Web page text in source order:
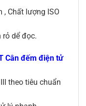
, Chất lượng ISO
rỏ dể đọc.
Cân đếm điện tử
theo tiêu chuẩn